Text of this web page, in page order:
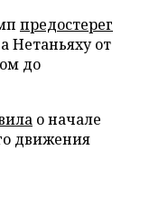
предостерег
Нетаньяху от
до
о начале
движения